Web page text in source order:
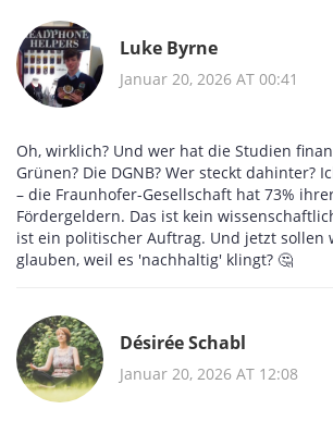
Luke Byrne
Januar 20, 2026 AT 00:41
Oh, wirklich? Und wer hat die Studien
Grünen? Die DGNB? Wer steckt dahinter?
– die Fraunhofer-Gesellschaft hat 73%
Fördergeldern. Das ist kein
ist ein politischer Auftrag. Und jetzt sollen
glauben, weil es 'nachhaltig' klingt? 🤔
Désirée Schabl
Januar 20, 2026 AT 12:08